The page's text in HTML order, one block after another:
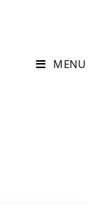
MENU